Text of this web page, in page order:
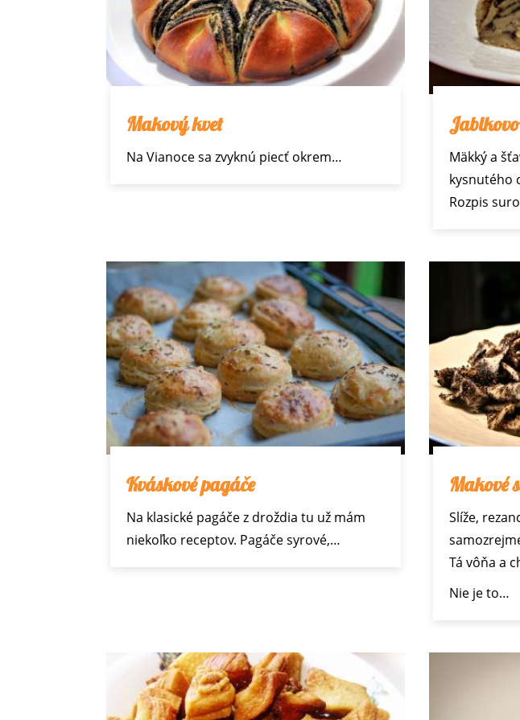
Makový kvet
Na Vianocesa zvyknú piecť okrem…
Mäkký a
kysnutého
Rozpis
Kváskové pagáče
Na klasické pagáče z droždia tu už mám
niekoľko receptov. Pagáčesyrové,…
Makové
Slíže,
Tá vôňa a
Nie je to…